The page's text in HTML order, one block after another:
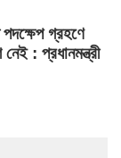
গ্রহণে
: প্রধানমন্ত্রী